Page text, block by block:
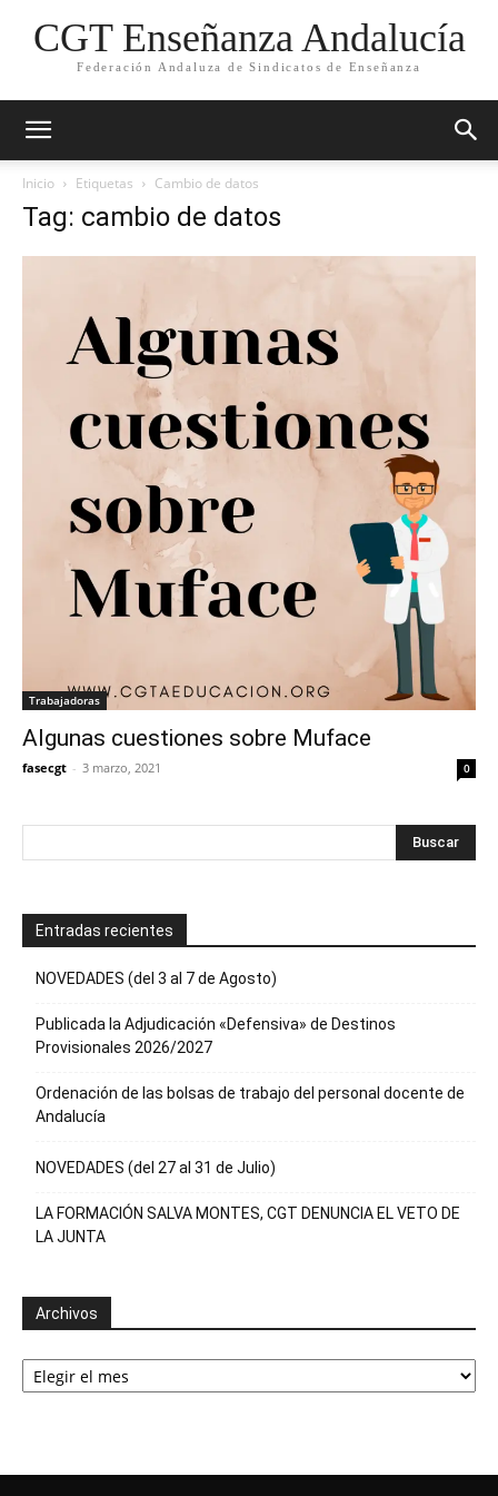
CGT Enseñanza Andalucía
Federación Andaluza de Sindicatos de Enseñanza
Inicio Etiquetas Cambio de datos
Tag: cambio de datos
Trabajadoras
Algunas cuestiones sobre Muface
fasecgt - 3 marzo, 2021 0
Entradas recientes
NOVEDADES (del 3 al 7 de Agosto)
Publicada la Adjudicación «Defensiva» de Destinos
Provisionales 2026/2027
Ordenación de las bolsas de trabajo del personal docente de
Andalucía
NOVEDADES (del 27 al 31 de Julio)
LA FORMACIÓN SALVA MONTES, CGT DENUNCIA EL VETO DE
LA JUNTA
Archivos
Archivos